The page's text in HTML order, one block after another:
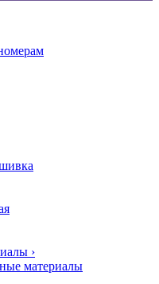
›
материалы